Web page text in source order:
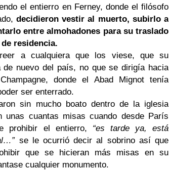
el entierro en Ferney, donde el filósofo
decidieron vestir al muerto, subirlo a
entre almohadones para su traslado
residencia.
a cualquiera que los viese, que su
nuevo del país, no que se dirigía hacia
donde el Abad Mignot tenía
ser enterrado.
sin mucho boato dentro de la iglesia
unas cuantas misas cuando desde París
prohibir el entierro, “es tarde ya, está
se le ocurrió decir al sobrino así que
que se hicieran más misas en su
cualquier monumento.